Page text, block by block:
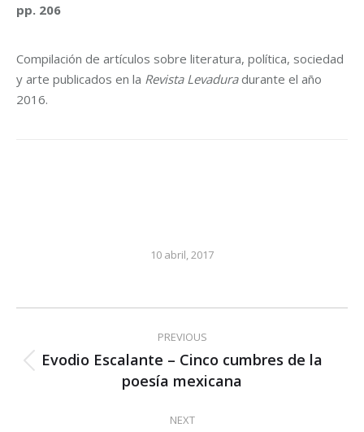
pp. 206
Compilación de artículos sobre literatura, política, sociedad
y arte publicados en la Revista Levaduradurante el año
2016.
10 abril, 2017
navigation
PREVIOUS
Previous
post:
Evodio Escalante – Cinco cumbres de la
poesía mexicana
NEXT